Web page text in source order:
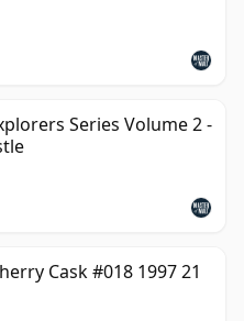
Series Volume 2 -
Cask #018 1997 21